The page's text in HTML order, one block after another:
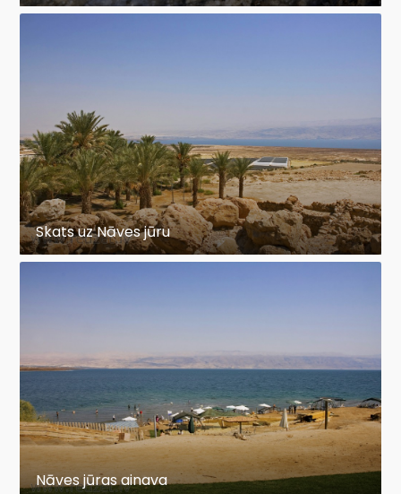
Skats uz Nāves jūru
Nāves jūras ainava